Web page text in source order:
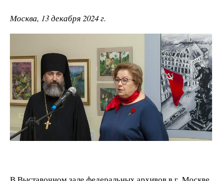
Москва, 13 декабря 2024 г.